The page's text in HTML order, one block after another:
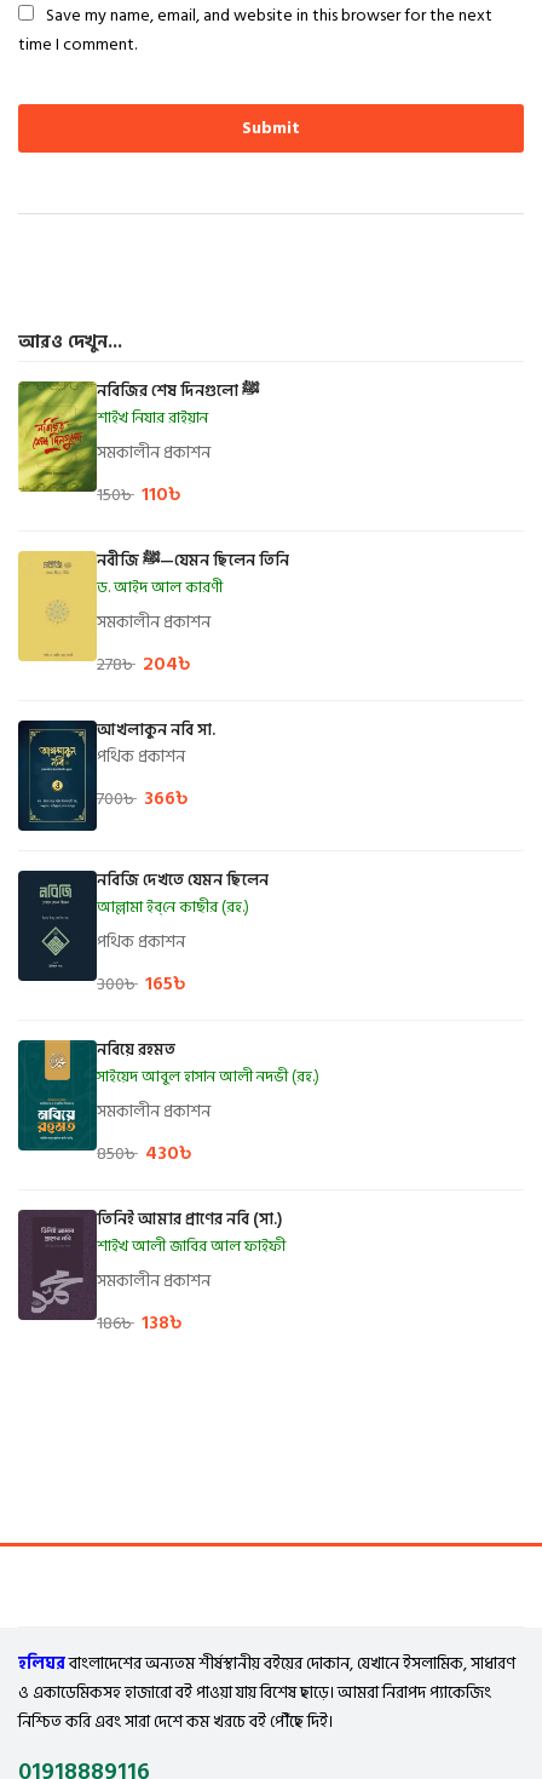
Save my name, email, and website in this browser for the next
time I comment.
আরও দেখুন...
নবিজির শেষ দিনগুলো ﷺ
শাইখ নিযার রাইয়ান
সমকালীন প্রকাশন
150৳ 110৳
নবীজি ﷺ—যেমন ছিলেন তিনি
ড. আইদ আল কারণী
সমকালীন প্রকাশন
278৳ 204৳
আখলাকুন নবি সা.
পথিক প্রকাশন
700৳ 366৳
নবিজি দেখতে যেমন ছিলেন
আল্লামা ইব্‌নে কাছীর (রহ.)
পথিক প্রকাশন
300৳ 165৳
নবিয়ে রহমত
সাইয়েদ আবুল হাসান আলী নদভী (রহ.)
সমকালীন প্রকাশন
850৳ 430৳
তিনিই আমার প্রাণের নবি (সা.)
শাইখ আলী জাবির আল ফাইফী
সমকালীন প্রকাশন
186৳ 138৳
হলিঘরবাংলাদেশের অন্যতম শীর্ষস্থানীয় বইয়ের দোকান, যেখানে ইসলামিক, সাধারণ
ও একাডেমিকসহ হাজারো বই পাওয়া যায় বিশেষ ছাড়ে। আমরা নিরাপদ প্যাকেজিং
নিশ্চিত করি এবং সারা দেশে কম খরচে বই পৌঁছে দিই।